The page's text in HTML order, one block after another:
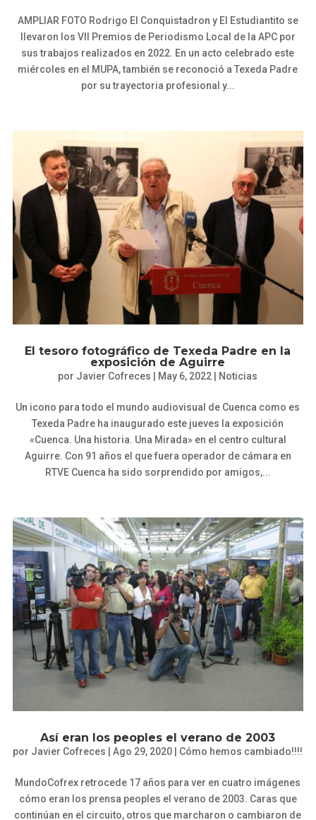
AMPLIAR FOTO Rodrigo El Conquistadron y El Estudiantito se
llevaron los VII Premios de Periodismo Local de la APC por
sus trabajos realizados en 2022. En un acto celebrado este
miércoles en el MUPA, también se reconoció a Texeda Padre
por su trayectoria profesional y...
El tesoro fotográfico de Texeda Padre en la
exposición de Aguirre
por Javier Cofreces May 6, 2022 Noticias
Un icono para todo el mundo audiovisual de Cuenca como es
Texeda Padre ha inaugurado este jueves la exposición
«Cuenca. Una historia. Una Mirada» en el centro cultural
Aguirre. Con 91 años el que fuera operador de cámara en
RTVE Cuenca ha sido sorprendido por amigos,...
Así eran los peoples el verano de 2003
por Javier Cofreces |Ago 29, 2020 Cómo hemos cambiado!!!!
MundoCofrex retrocede 17 años para ver en cuatro imágenes
cómo eran los prensa peoples el verano de 2003. Caras que
continúan en el circuito, otros que marcharon o cambiaron de